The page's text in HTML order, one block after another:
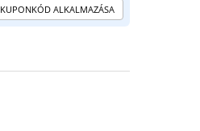
KUPONKÓD ALKALMAZÁSA